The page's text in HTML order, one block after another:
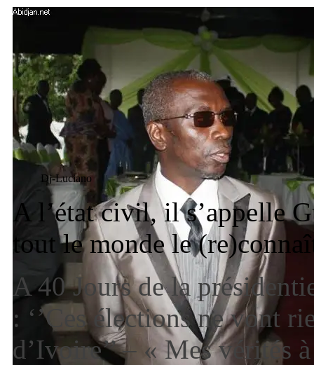
Dj-Luciano
A l’état civil, il s’appelle
tout le monde le
A 40 Jours de la
: ‘’Ces élections ne vont
d’Ivoire’’ – « Mes vérités